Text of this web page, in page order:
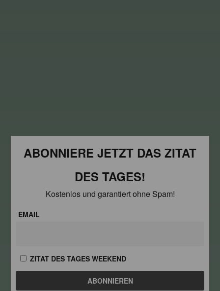
ABONNIERE JETZT DAS ZITAT
DES TAGES!
Kostenlos und garantiert ohne Spam!
EMAIL
ZITAT DES TAGES WEEKEND